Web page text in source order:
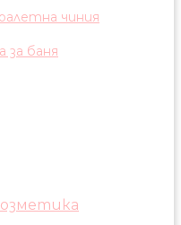
чиния
за баня